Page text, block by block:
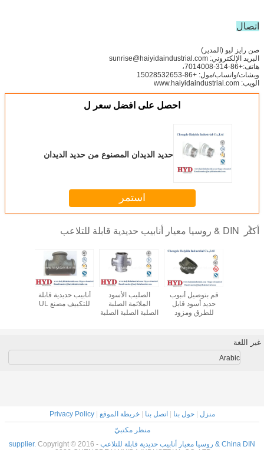
اتصال
صن رايز ليو (المدير)
البريد الإلكتروني: sunrise@haiyidaindustrial.com
هاتف:+86-314-7014008،
ويشات/واتساب/مول: +86-15028532653
الويب: www.haiyidaindustrial.com
احصل على افضل سعر ل
حديد الديدان المصنوع من حديد الديدان
استمر
أكثر DIN & روسيا معيار أنابيب حديدية قابلة للتلاعب
أنابيب حديدية قابلة
للتكييف مصنع UL
الصليب الأسود
الملائمة الصلبة
الصلبة الصلبة الصلبة
قم بتوصيل أنبوب
حديد أسود قابل
للطرق ومزود
غير اللغة
Arabic
منزل |حول بنا |اتصل بنا |خريطة الموقع |
Privacy Policy
منظر مكتبيّ
China DIN & روسيا معيار أنابيب حديدية قابلة للتلاعب supplier.
Copyright © 2016 -